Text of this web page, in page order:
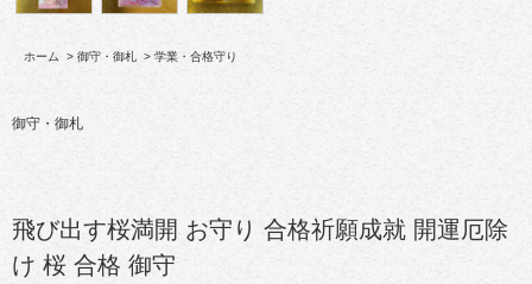
ホーム > 御守・御札 > 学業・合格守り
御守・御札
飛び出す桜満開 お守り 合格祈願成就 開運厄除
け 桜 合格 御守